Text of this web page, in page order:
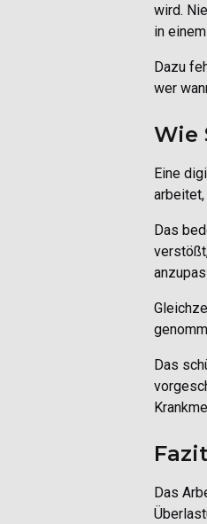
wird.
in
Dazu
wer
Wie
Eine
Das
Das
Das